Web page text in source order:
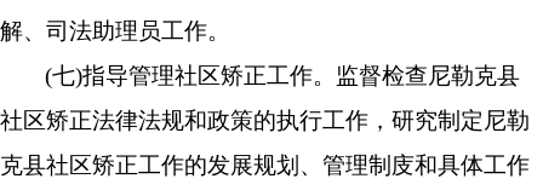
解、司法助理员工作。
(七)指导管理社区矫正工作。监督检查尼勒克县
社区矫正法律法规和政策的执行工作，研究制定尼勒
克县社区矫正工作的发展规划、管理制庋和具体工作